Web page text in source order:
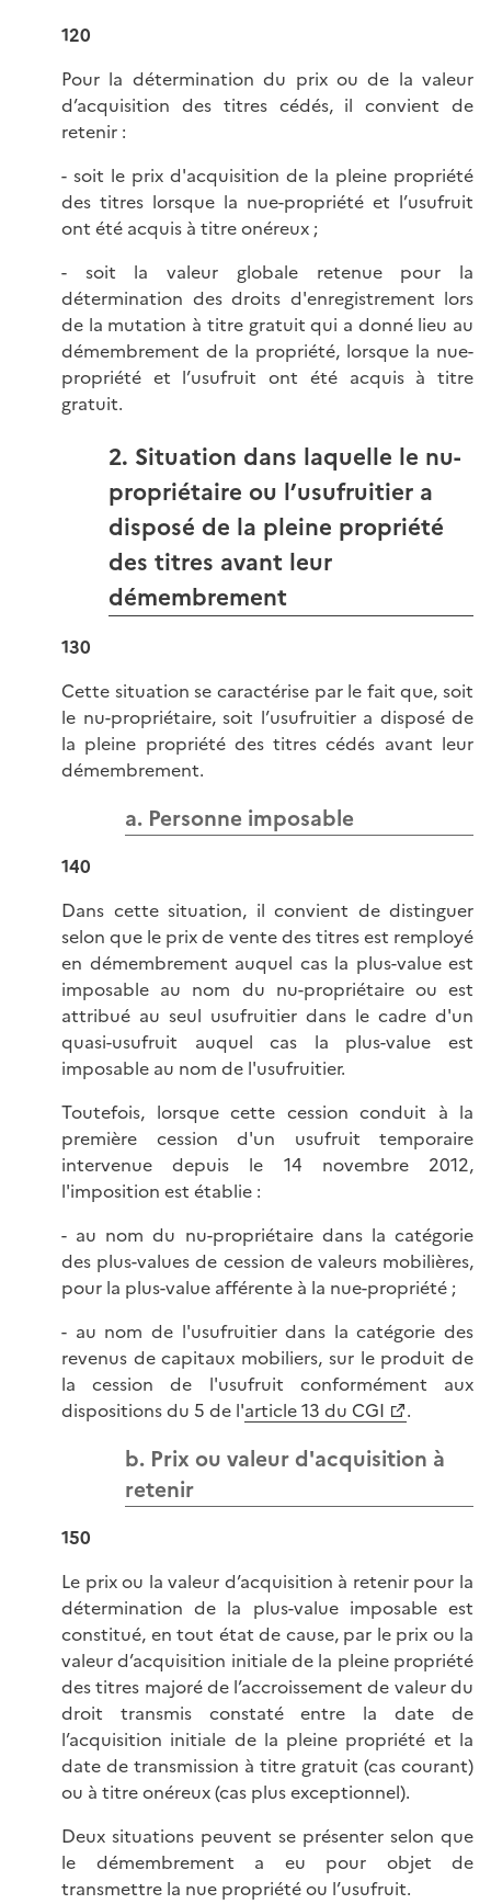
120
Pour la détermination du prix ou de la valeur
d’acquisition des titres cédés, il convient de
retenir :
- soit le prix d'acquisition de la pleine propriété
des titres lorsque la nue-propriété et l’usufruit
ont été acquis à titre onéreux ;
- soit la valeur globale retenue pour la
détermination des droits d'enregistrement lors
de la mutation à titre gratuit qui a donné lieu au
démembrement de la propriété, lorsque la nue-
propriété et l’usufruit ont été acquis à titre
gratuit.
2. Situation dans laquelle le nu-
propriétaire ou l’usufruitier a
disposé de la pleine propriété
des titres avant leur
démembrement
130
Cette situation se caractérise par le fait que, soit
le nu-propriétaire, soit l’usufruitier a disposé de
la pleine propriété des titres cédés avant leur
démembrement.
a. Personne imposable
140
Dans cette situation, il convient de distinguer
selon que le prix de vente des titres est remployé
en démembrement auquel cas la plus-value est
imposable au nom du nu-propriétaire ou est
attribué au seul usufruitier dans le cadre d'un
quasi-usufruit auquel cas la plus-value est
imposable au nom de l'usufruitier.
Toutefois, lorsque cette cession conduit à la
première cession d'un usufruit temporaire
intervenue depuis le 14 novembre 2012,
l'imposition est établie :
- au nom du nu-propriétaire dans la catégorie
des plus-values de cession de valeurs mobilières,
pour la plus-value afférente à la nue-propriété ;
- au nom de l'usufruitier dans la catégorie des
revenus de capitaux mobiliers, sur le produit de
la cession de l'usufruit conformément aux
dispositions du 5 de l'article 13 du CGI .
b. Prix ou valeur d'acquisition à
retenir
150
Le prix ou la valeur d’acquisition à retenir pour la
détermination de la plus-value imposable est
constitué, en tout état de cause, par le prix ou la
valeur d’acquisition initiale de la pleine propriété
des titres majoré de l’accroissement de valeur du
droit transmis constaté entre la date de
l’acquisition initiale de la pleine propriété et la
date de transmission à titre gratuit (cas courant)
ou à titre onéreux (cas plus exceptionnel).
Deux situations peuvent se présenter selon que
le démembrement a eu pour objet de
transmettre la nue propriété ou l’usufruit.